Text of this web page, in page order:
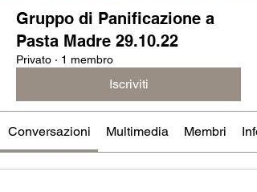
Gruppo di Panificazione a
Pasta Madre 29.10.22
Privato · 1 membro
Iscriviti
Conversazioni Multimedia Membri Info